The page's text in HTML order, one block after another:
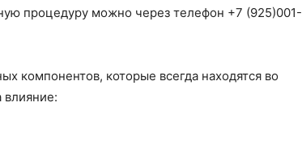
процедуру можно через телефон +7 (925)001-
компонентов, которые всегда находятся во
влияние: